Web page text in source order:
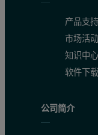
产品支持
市场活
知识中心
软件下载
公司简介